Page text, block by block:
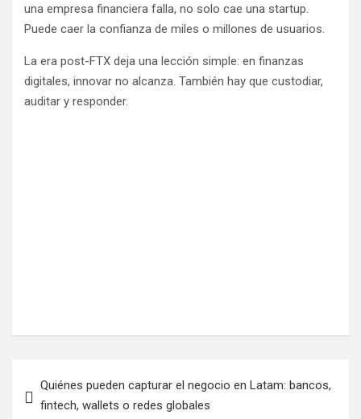
una empresa financiera falla, no solo cae una startup.
Puede caer la confianza de miles o millones de usuarios.
La era post-FTX deja una lección simple: en finanzas
digitales, innovar no alcanza. También hay que custodiar,
auditar y responder.
de Quiénes pueden capturar el negocio en Latam: bancos,
fintech, wallets o redes globales